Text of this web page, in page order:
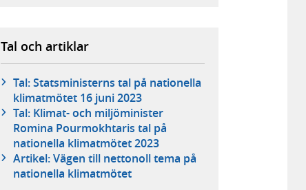
Tal och artiklar
Tal: Statsministerns tal på nationella
klimatmötet 16 juni 2023
Tal: Klimat- och miljöminister
Romina Pourmokhtaris tal på
nationella klimatmötet 2023
Artikel: Vägen till nettonoll tema på
nationella klimatmötet